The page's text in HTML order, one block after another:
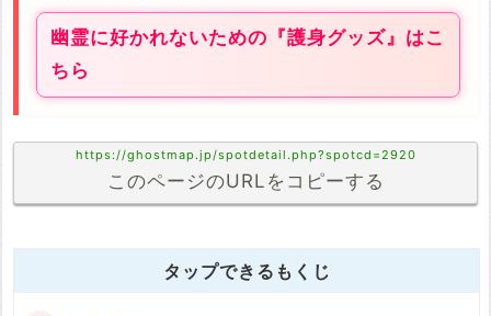
幽霊に好かれないための『護身グッズ』はこ
ちら
https://ghostmap.jp/spotdetail.php?spotcd=2920
このページのURLをコピーする
タップできるもくじ